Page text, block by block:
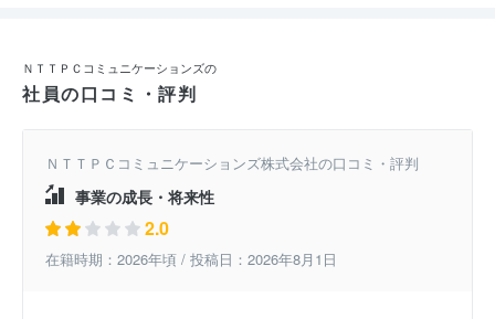
ＮＴＴＰＣコミュニケーションズの
社員の口コミ・評判
ＮＴＴＰＣコミュニケーションズ株式会社の口コミ・評判
事業の成長・将来性
2.0
在籍時期：2026年頃 / 投稿日：2026年8月1日